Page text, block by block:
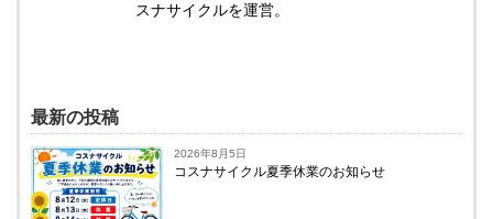
スナサイクルを運営。
最新の投稿
2026年8月5日
コスナサイクル夏季休業のお知らせ